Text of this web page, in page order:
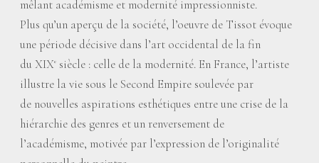
mêlant académisme et modernité impressionniste.
Plus qu’un aperçu de la société, l’oeuvre de Tissot évoque
une période décisive dans l’art occidental de la fin
du XIXe siècle : celle de la modernité. En France, l’artiste
illustre la vie sous le Second Empire soulevée par
de nouvelles aspirations esthétiques entre une crise de la
hiérarchie des genres et un renversement de
l’académisme, motivée par l’expression de l’originalité